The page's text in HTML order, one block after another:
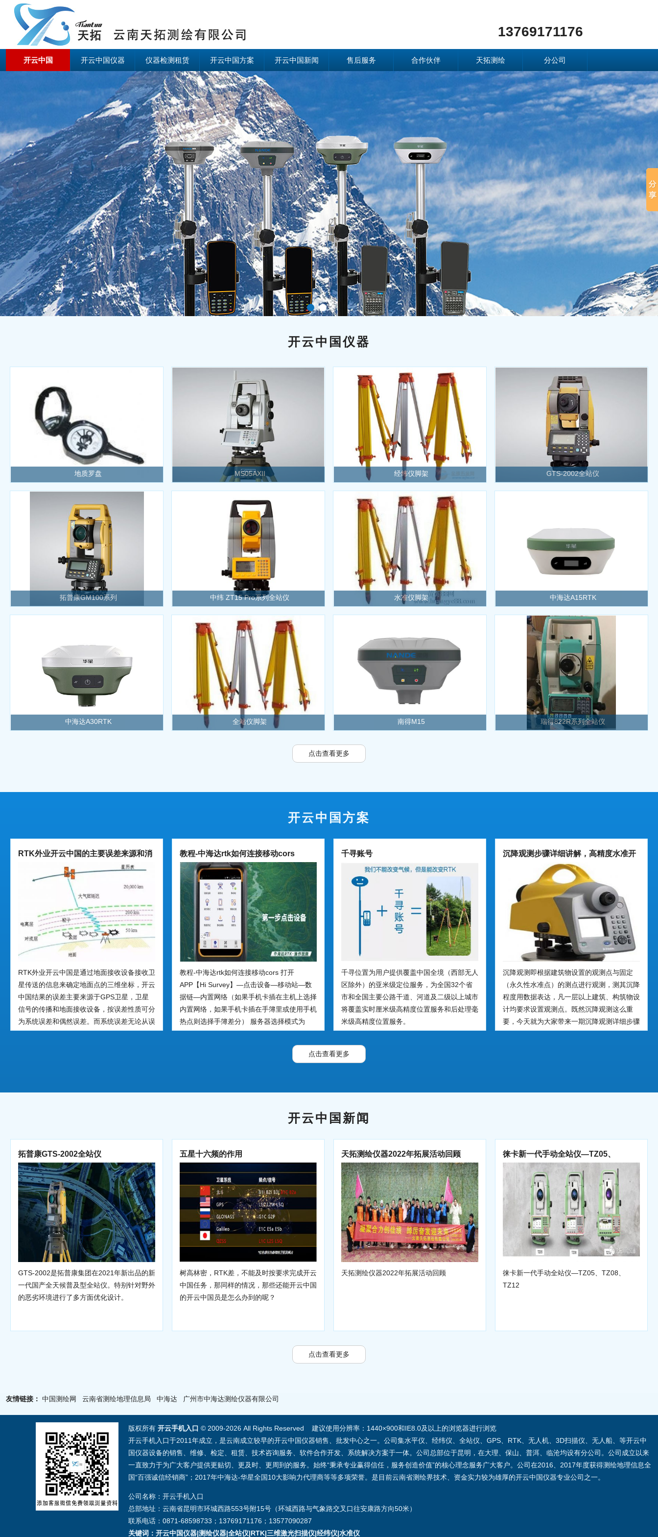
13769171176
开云中国 开云中国仪器 仪器检测租赁 开云中国方案 开云中国新闻 售后服务 合作伙伴 天拓测绘 分公司
1 2
开云中国仪器
地质罗盘 MS05AXII 经纬仪脚架 GTS-2002全站仪
拓普康GM100系列 中纬 ZT15 Pro系列全站仪 水准仪脚架 中海达A15RTK
中海达A30RTK 全站仪脚架 南得M15 瑞得822R系列全站仪
点击查看更多
开云中国方案
RTK外业开云中国的主要误差来源和消
RTK外业开云中国是通过地面接收设备接收卫
星传送的信息来确定地面点的三维坐标，开云
中国结果的误差主要来源于GPS卫星，卫星
信号的传播和地面接收设备，按误差性质可分
为系统误差和偶然误差。而系统误差无论从误
教程-中海达rtk如何连接移动cors
教程-中海达rtk如何连接移动cors 打开
APP【Hi Survey】—点击设备—移动站—数
据链—内置网络（如果手机卡插在主机上选择
内置网络，如果手机卡插在手簿里或使用手机
热点则选择手簿差分） 服务器选择模式为
（8001对应国家2000坐标系；端口8002对应
国家84坐标系；端口8003对应国家2008坐标
千寻账号
千寻位置为用户提供覆盖中国全境（西部无人
区除外）的亚米级定位服务，为全国32个省
市和全国主要公路干道、河道及二级以上城市
将覆盖实时厘米级高精度位置服务和后处理毫
米级高精度位置服务。
沉降观测步骤详细讲解，高精度水准开
沉降观测即根据建筑物设置的观测点与固定
（永久性水准点）的测点进行观测，测其沉降
程度用数据表达，凡一层以上建筑、构筑物设
计均要求设置观测点。既然沉降观测这么重
要，今天就为大家带来一期沉降观测详细步骤
点击查看更多
开云中国新闻
拓普康GTS-2002全站仪
GTS-2002是拓普康集团在2021年新出品的新
一代国产全天候普及型全站仪。特别针对野外
的恶劣环境进行了多方面优化设计。
五星十六频的作用
树高林密，RTK差，不能及时按要求完成开云
中国任务，那同样的情况，那些还能开云中国
的开云中国员是怎么办到的呢？
天拓测绘仪器2022年拓展活动回顾
天拓测绘仪器2022年拓展活动回顾
徕卡新一代手动全站仪—TZ05、
TZ08、TZ12
徕卡新一代手动全站仪—TZ05、TZ08、
TZ12
点击查看更多
友情链接： 中国测绘网 云南省测绘地理信息局 中海达 广州市中海达测绘仪器有限公司
版权所有 开云手机入口 © 2009-2026 All Rights Reserved 建议使用分辨率：1440×900和IE8.0及以上的浏览器进行浏览
开云手机入口于2011年成立，是云南成立较早的开云中国仪器销售、批发中心之一。公司集水平仪、经纬仪、全站仪、GPS、RTK、无人机、3D扫描仪、无人船、等开云中
国仪器设备的销售、维修、检定、租赁、技术咨询服务、软件合作开发、系统解决方案于一体。公司总部位于昆明，在大理、保山、普洱、临沧均设有分公司。公司成立以来
一直致力于为广大客户提供更贴切、更及时、更周到的服务。始终“秉承专业赢得信任，服务创造价值”的核心理念服务广大客户。公司在2016、2017年度获得测绘地理信息全
国“百强诚信经销商”；2017年中海达-华星全国10大影响力代理商等等多项荣誉。是目前云南省测绘界技术、资金实力较为雄厚的开云中国仪器专业公司之一。
公司名称：开云手机入口
总部地址：云南省昆明市环城西路553号附15号（环城西路与气象路交叉口往安康路方向50米）
联系电话：0871-68598733；13769171176；13577090287
关键词：开云中国仪器|测绘仪器|全站仪|RTK|三维激光扫描仪|经纬仪|水准仪